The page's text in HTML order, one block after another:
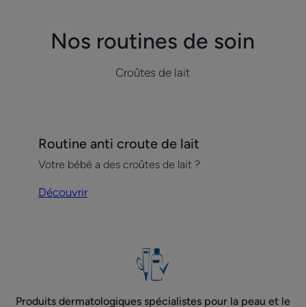
Nos routines de soin
Croûtes de lait
Routine
anti
croute
de
Routine anti croute de lait
Votre bébé a des croûtes de lait ?
Découvrir
Produits dermatologiques spécialistes pour la peau et le